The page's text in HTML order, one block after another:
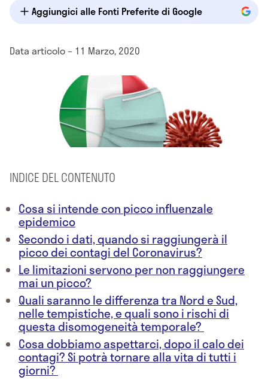
Aggiungici alle Fonti Preferite di Google
Data articolo – 11 Marzo, 2020
INDICE DEL CONTENUTO
Cosa si intende con picco influenzale
epidemico
Secondo i dati, quando si raggiungerà il
picco dei contagi del Coronavirus?
Le limitazioni servono per non raggiungere
mai un picco?
Quali saranno le differenza tra Nord e Sud,
nelle tempistiche, e quali sono i rischi di
questa disomogeneità temporale?
Cosa dobbiamo aspettarci, dopo il calo dei
contagi? Si potrà tornare alla vita di tutti i
giorni?